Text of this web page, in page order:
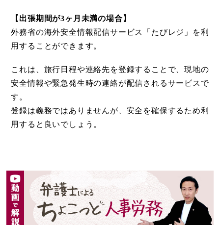
【出張期間が3ヶ月未満の場合】
外務省の海外安全情報配信サービス「たびレジ」を利
用することができます。
これは、旅行日程や連絡先を登録することで、現地の
安全情報や緊急発生時の連絡が配信されるサービスで
す。
登録は義務ではありませんが、安全を確保するため利
用すると良いでしょう。